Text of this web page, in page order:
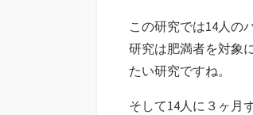
この研究では14人の
研究は肥満者を対象
たい研究ですね。
そして14人に３ヶ月